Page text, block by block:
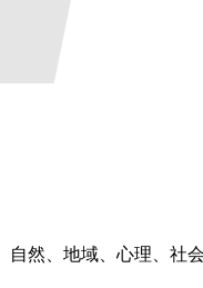
然、地域、心理、社